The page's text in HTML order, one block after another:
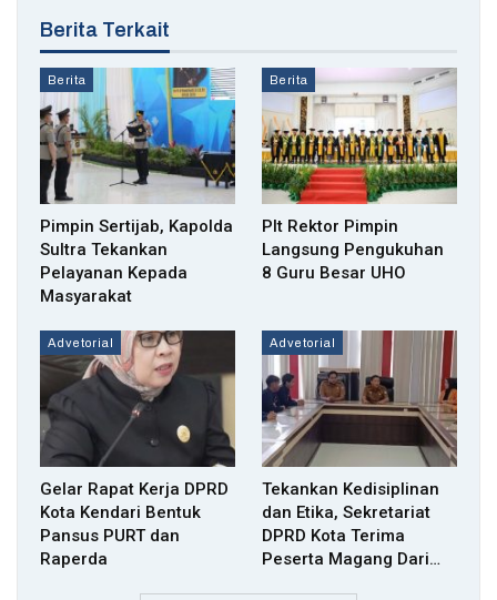
Berita Terkait
Berita
Pimpin Sertijab, Kapolda
Sultra Tekankan
Pelayanan Kepada
Masyarakat
Berita
Plt Rektor Pimpin
Langsung Pengukuhan
8 Guru Besar UHO
Advetorial
Gelar Rapat Kerja DPRD
Kota Kendari Bentuk
Pansus PURT dan
Raperda
Advetorial
Tekankan Kedisiplinan
dan Etika, Sekretariat
DPRD Kota Terima
Peserta Magang Dari…